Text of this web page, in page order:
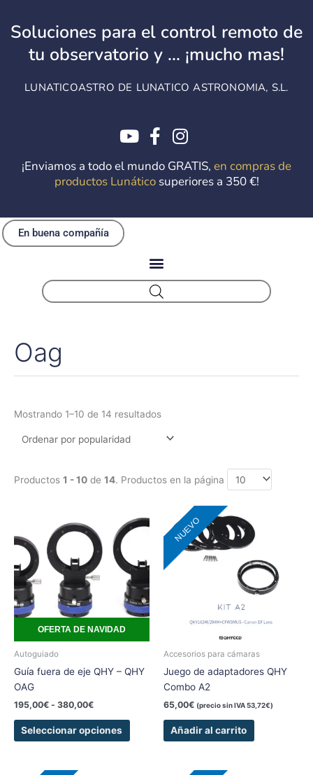
contenido
Soluciones para el control remoto de
tu observatorio y ... ¡mucho mas!
LUNATICOASTRO DE LUNATICO ASTRONOMIA, S.L.
¡Enviamos a todo el mundo GRATIS, en compras de
productos Lunáticosuperiores a 350 €!
En buena compañía
Oag
Mostrando 1–10 de 14 resultados
Productos 1 - 10 de 14. Productos en la página
OFERTA DE NAVIDAD
Autoguiado
Guía fuera de eje QHY – QHY
OAG
195,00€ - 380,00€
precios:
desde
195,00€
hasta
380,00€
Seleccionar opciones
producto
múltiples
variantes.
Las
opciones
se
en
NUEVO
Accesorios para cámaras
Juego de adaptadores QHY
Combo A2
65,00€ (precio sin IVA53,72€)
Añadir al carrito